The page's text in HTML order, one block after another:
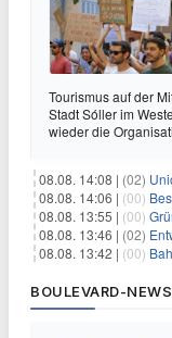
Tourismus auf der
Stadt Sóller im
wieder die
08.08. 14:08 | (02)
08.08. 14:06 | (00)
08.08. 13:55 | (00)
08.08. 13:46 | (02)
08.08. 13:42 | (00)
BOULEVARD-NEWS